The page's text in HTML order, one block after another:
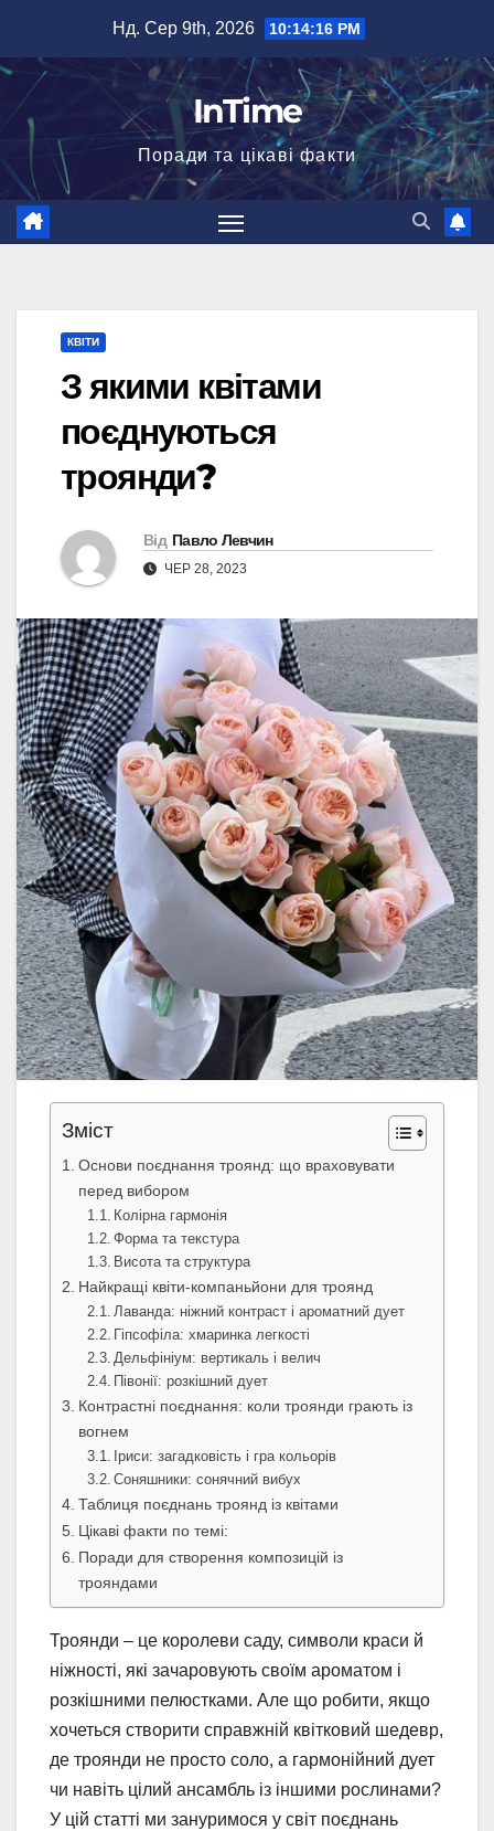
вмісту
Нд. Сер 9th, 2026 10:14:18 PM
InTime
Поради та цікаві факти
КВІТИ
З якими квітами
поєднуються
троянди?
Від Павло Левчин
ЧЕР 28, 2023
Зміст
Основи поєднання троянд: що враховувати
перед вибором
Колірна гармонія
Форма та текстура
Висота та структура
Найкращі квіти-компаньйони для троянд
Лаванда: ніжний контраст і ароматний дует
Гіпсофіла: хмаринка легкості
Дельфініум: вертикаль і велич
Півонії: розкішний дует
Контрастні поєднання: коли троянди грають із
вогнем
Іриси: загадковість і гра кольорів
Соняшники: сонячний вибух
Таблиця поєднань троянд із квітами
Цікаві факти по темі:
Поради для створення композицій із
трояндами
Троянди – це королеви саду, символи краси й
ніжності, які зачаровують своїм ароматом і
розкішними пелюстками. Але що робити, якщо
хочеться створити справжній квітковий шедевр,
де троянди не просто соло, а гармонійний дует
чи навіть цілий ансамбль із іншими рослинами?
У цій статті ми зануримося у світ поєднань